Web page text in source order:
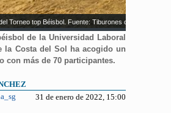
Torneo top Béisbol. Fuente: Tiburones de Málaga
de la Universidad Laboral
la Costa del Sol ha acogido un
con más de 70 participantes.
31 de enero de 2022, 15:00